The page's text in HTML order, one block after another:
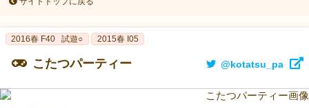
2016春 F40 試遊○ 2015春 I05
こたつパーティー @kotatsu_pa